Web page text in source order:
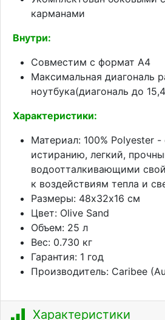
карманами
Внутри:
Совместим с формат А4
Максимальная диагональ
ноутбука(диагональ до
Характеристики:
Материал: 100% Polyester
истиранию, легкий,
водоотталкивающими
к воздействиям тепла и
Размеры: 48х32х16 см
Цвет: Olive Sand
Объем: 25 л
Вес: 0.730 кг
Гарантия: 1 год
Производитель: Caribee
Характеристики